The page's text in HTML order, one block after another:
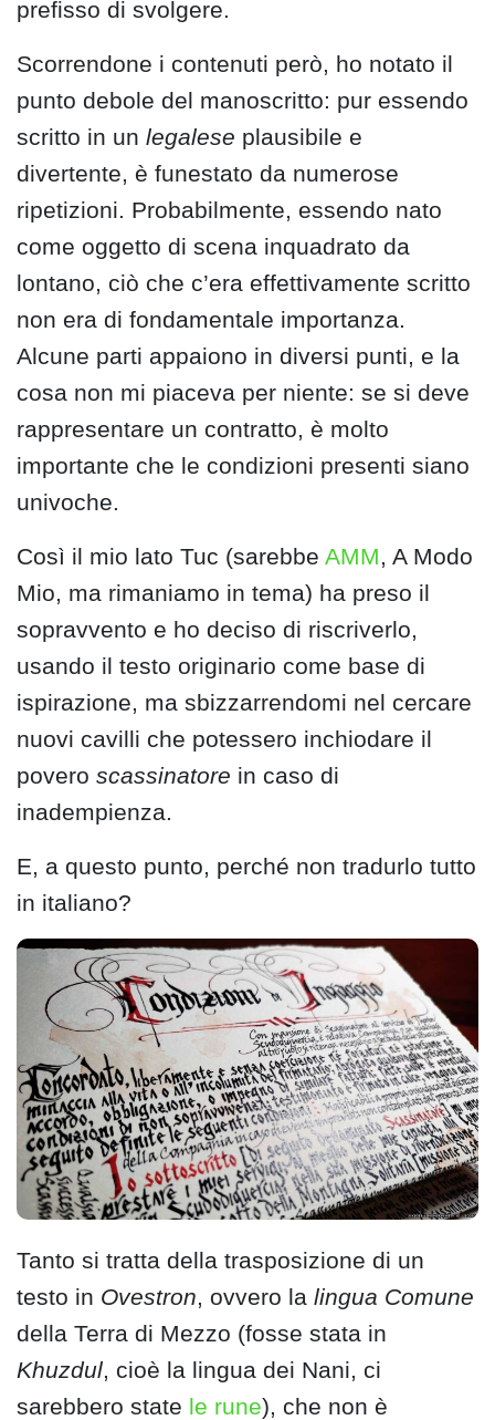
prefisso di svolgere.
Scorrendone i contenuti però, ho notato il
punto debole del manoscritto: pur essendo
scritto in un legalese plausibile e
divertente, è funestato da numerose
ripetizioni. Probabilmente, essendo nato
come oggetto di scena inquadrato da
lontano, ciò che c’era effettivamente scritto
non era di fondamentale importanza.
Alcune parti appaiono in diversi punti, e la
cosa non mi piaceva per niente: se si deve
rappresentare un contratto, è molto
importante che le condizioni presenti siano
univoche.
Così il mio lato Tuc (sarebbe AMM, A Modo
Mio, ma rimaniamo in tema) ha preso il
sopravvento e ho deciso di riscriverlo,
usando il testo originario come base di
ispirazione, ma sbizzarrendomi nel cercare
nuovi cavilli che potessero inchiodare il
povero scassinatore in caso di
inadempienza.
E, a questo punto, perché non tradurlo tutto
in italiano?
Tanto si tratta della trasposizione di un
testo in Ovestron, ovvero la lingua Comune
della Terra di Mezzo (fosse stata in
Khuzdul, cioè la lingua dei Nani, ci
sarebbero state le rune), che non è